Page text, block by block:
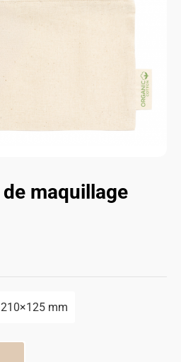
maquillage
210×125 mm